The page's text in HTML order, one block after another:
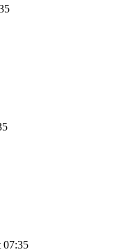
07:35